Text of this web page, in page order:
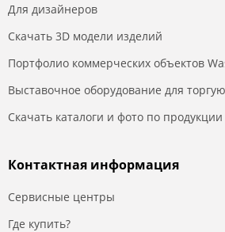
Для дизайнеров
Скачать 3D модели изделий
Портфолио коммерческих объектов
Выставочное оборудование для
Скачать каталоги и фото по продукции
Контактная информация
Сервисные центры
Где купить?